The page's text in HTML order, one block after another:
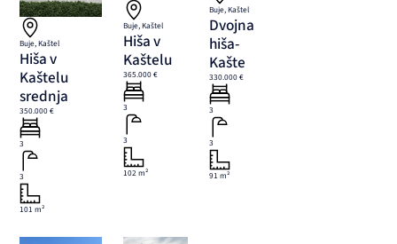
Buje, Kaštel
Hiša v
Kaštelu
srednja
350.000 €
3
3
101 m²
Buje, Kaštel
Hiša v
Kaštelu
365.000 €
3
3
102 m²
Buje, Kaštel
Dvojna
hiša-
Kašte
330.000 €
3
3
91 m²